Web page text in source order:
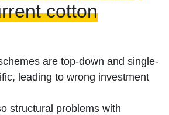
cotton
are top-down and single-
leading to wrong investment
structural problems with